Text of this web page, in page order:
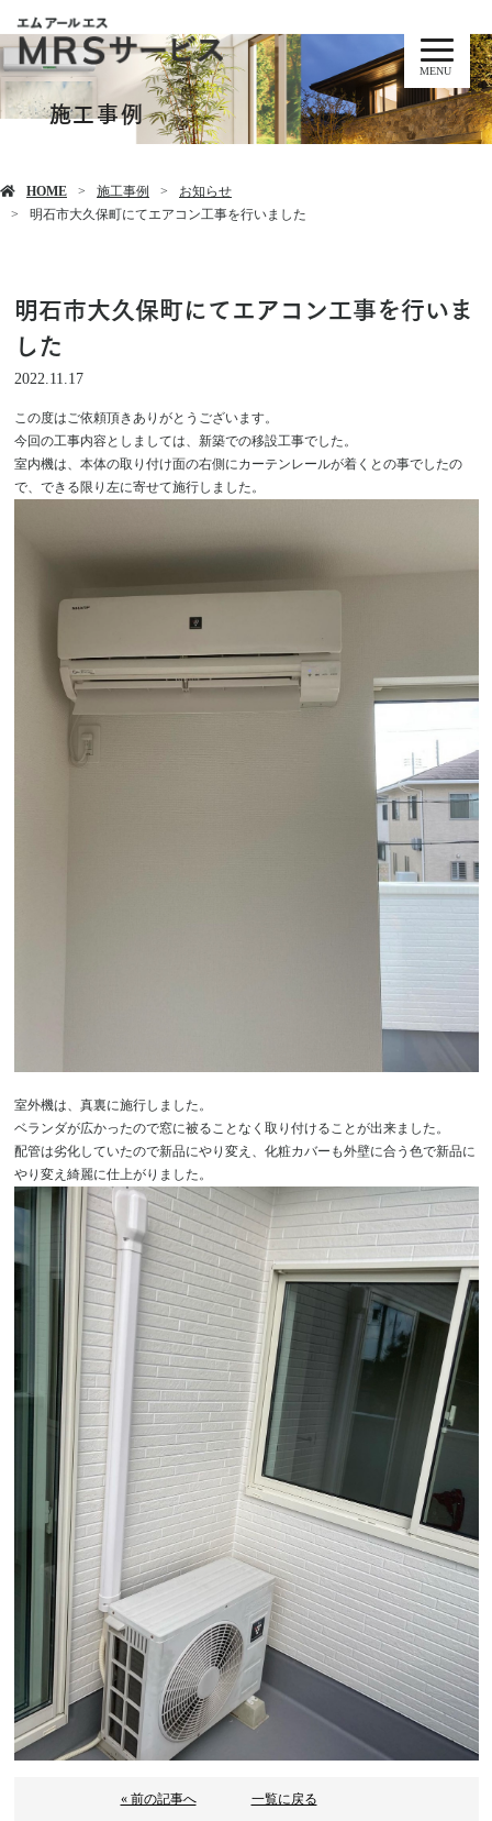
MENU
施工事例
HOME 施工事例
お知らせ
明石市大久保町にてエアコン工事を行いました
明石市大久保町にてエアコン工事を行いま
した
2022.11.17
この度はご依頼頂きありがとうございます。
今回の工事内容としましては、新築での移設工事でした。
室内機は、本体の取り付け面の右側にカーテンレールが着くとの事でしたの
で、できる限り左に寄せて施行しました。
室外機は、真裏に施行しました。
ベランダが広かったので窓に被ることなく取り付けることが出来ました。
配管は劣化していたので新品にやり変え、化粧カバーも外壁に合う色で新品に
やり変え綺麗に仕上がりました。
« 前の記事へ 一覧に戻る